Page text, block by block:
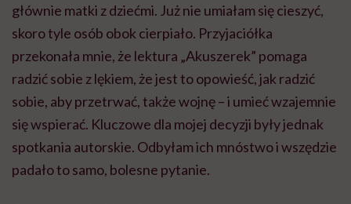
głównie matki z dziećmi. Już nie umiałam się cieszyć,
skoro tyle osób obok cierpiało. Przyjaciółka
przekonała mnie, że lektura „Akuszerek” pomaga
radzić sobie z lękiem, że jest to opowieść, jak radzić
sobie, aby przetrwać, także wojnę – i umieć wzajemnie
się wspierać. Kluczowe dla mojej decyzji były jednak
spotkania autorskie. Odbyłam ich mnóstwo i wszędzie
padało to samo, bolesne pytanie.